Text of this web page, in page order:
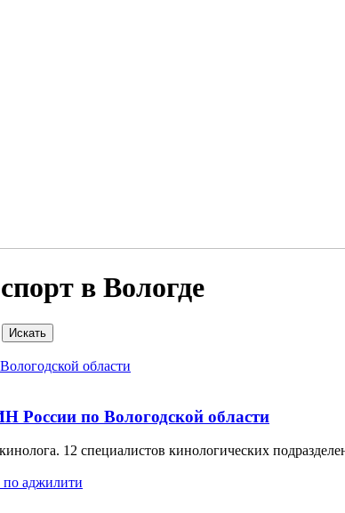
в Вологде
Искать
по Вологодской области
12 специалистов кинологических